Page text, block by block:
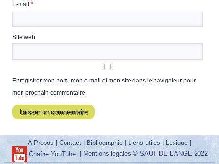
E-mail*
Site web
Enregistrer mon nom, mon e-mail et mon site dans le navigateur pour
mon prochain commentaire.
A Propos |Contact Bibliographie Liens utiles Lexique
Chaîne YouTube| Mentions légales © SAUT DE L'ANGE 2022